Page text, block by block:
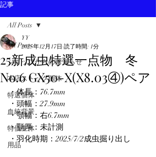
記事
All Posts
ショップからのお知らせ
本店ストック個体
特選個体
血統背景
特価生体
用品
All Posts
25新成虫特選一点物 冬
No.6 GX50-X(X8.03④)ペア
YY
2025年12月17日 読了時間: 1分
・体長：76.7mm
・頭幅：27.9mm
・顎幅：右6.7mm
・顎厚：未計測
・羽化時期：2025/7/2成虫掘り出し